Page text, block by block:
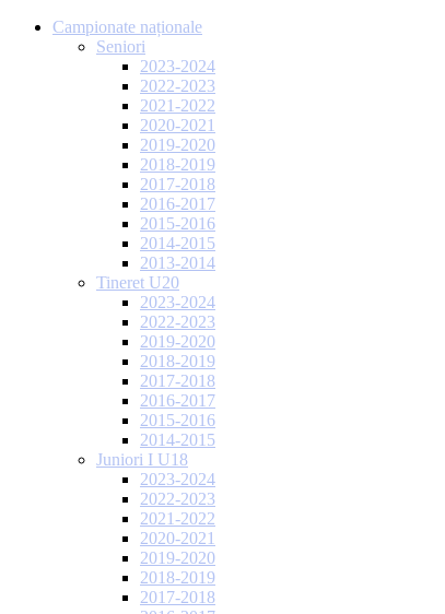
Campionate naționale
Seniori
2023-2024
2022-2023
2021-2022
2020-2021
2019-2020
2018-2019
2017-2018
2016-2017
2015-2016
2014-2015
2013-2014
Tineret U20
2023-2024
2022-2023
2019-2020
2018-2019
2017-2018
2016-2017
2015-2016
2014-2015
Juniori I U18
2023-2024
2022-2023
2021-2022
2020-2021
2019-2020
2018-2019
2017-2018